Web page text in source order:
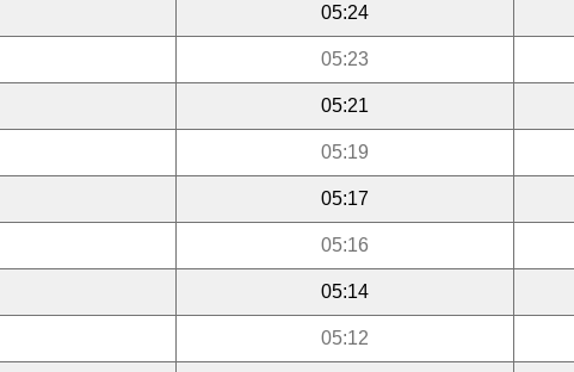
05:24
05:23
05:21
05:19
05:17
05:16
05:14
05:12